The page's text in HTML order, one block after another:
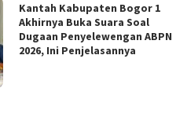
Kantah Kabupaten Bogor 1
Akhirnya Buka Suara Soal
Dugaan Penyelewengan ABPN
2026, Ini Penjelasannya